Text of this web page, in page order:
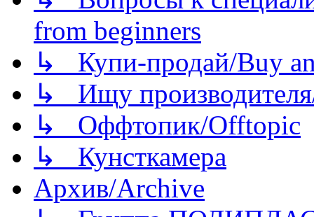
from beginners
↳ Купи-продай/Buy
↳ Ищу
↳ Оффтопик/Offtopic
↳ Кунсткамера
Архив/Archive